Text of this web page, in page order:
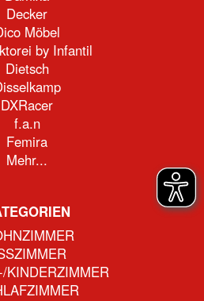
Decker
Möbel
by Infantil
Dietsch
DXRacer
f.a.n
Femira
Mehr...
KINDERZIMMER